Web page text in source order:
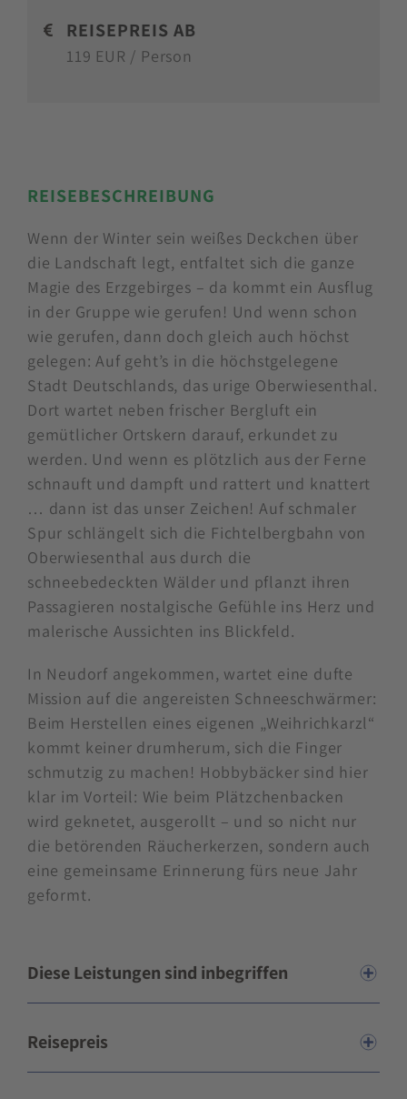
REISEBESCHREIBUNG
Wenn der Winter sein weißes Deckchen über
die Landschaft legt, entfaltet sich die ganze
Magie des Erzgebirges – da kommt ein Ausflug
in der Gruppe wie gerufen! Und wenn schon
wie gerufen, dann doch gleich auch höchst
gelegen: Auf geht’s in die höchstgelegene
Stadt Deutschlands, das urige Oberwiesenthal.
Dort wartet neben frischer Bergluft ein
gemütlicher Ortskern darauf, erkundet zu
werden. Und wenn es plötzlich aus der Ferne
schnauft und dampft und rattert und knattert
… dann ist das unser Zeichen! Auf schmaler
Spur schlängelt sich die Fichtelbergbahn von
Oberwiesenthal aus durch die
schneebedeckten Wälder und pflanzt ihren
Passagieren nostalgische Gefühle ins Herz und
malerische Aussichten ins Blickfeld.
In Neudorf angekommen, wartet eine dufte
Mission auf die angereisten Schneeschwärmer:
Beim Herstellen eines eigenen „Weihrichkarzl“
kommt keiner drumherum, sich die Finger
schmutzig zu machen! Hobbybäcker sind hier
klar im Vorteil: Wie beim Plätzchenbacken
wird geknetet, ausgerollt – und so nicht nur
die betörenden Räucherkerzen, sondern auch
eine gemeinsame Erinnerung fürs neue Jahr
geformt.
Diese Leistungen sind inbegriffen
Reisepreis
REISEPREIS AB
119 EUR / Person